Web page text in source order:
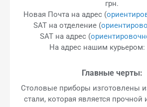
грн.
Новая Почта на адрес (
SAT на отделение (
SAT на адрес (
На адрес нашим курьером:
Главные черты:
Столовые приборы изготовлены
стали, которая является прочной